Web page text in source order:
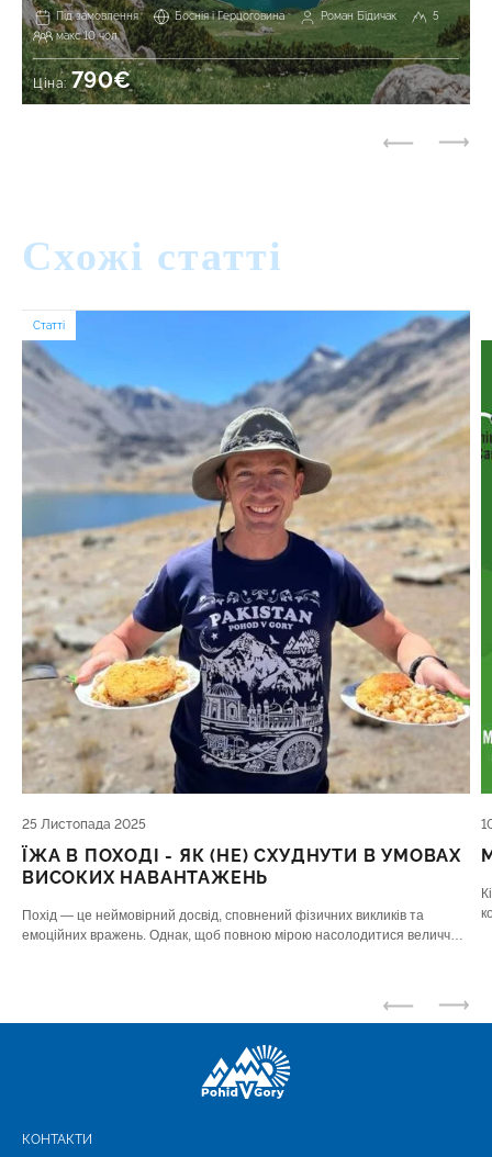
Під замовлення Боснія і Герцоговина Роман Бідичак
5
макс 10 чол.
Ціна:790€
Схожі статті
Статті
25 Листопада 2025
ЇЖА В ПОХОДІ - ЯК (НЕ) СХУДНУТИ В УМОВАХ
ВИСОКИХ НАВАНТАЖЕНЬ
Похід — це неймовірний досвід, сповнений фізичних викликів та
емоційних вражень. Однак, щоб повною мірою насолодитися величчю
КОНТАКТИ